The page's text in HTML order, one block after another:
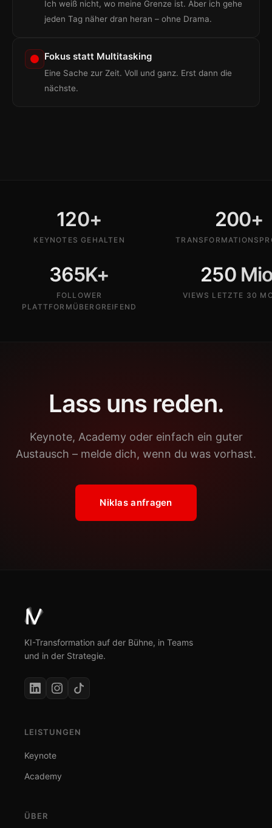
Ich weiß nicht, wo meine Grenze ist. Aber ich gehe
jeden Tag näher dran heran – ohne Drama.
Fokus statt Multitasking
Eine Sache zur Zeit. Voll und ganz. Erst dann die
nächste.
120+
KEYNOTES GEHALTEN
200+
365K+
FOLLOWER
PLATTFORMÜBERGREIFEND
250
VIEWS LETZTE 30
Lass uns reden.
Keynote, Academy oder einfach ein guter
Austausch – melde dich, wenn du was vorhast.
Niklas anfragen
KI-Transformation auf der Bühne, in Teams
und in der Strategie.
LEISTUNGEN
Keynote
Academy
ÜBER